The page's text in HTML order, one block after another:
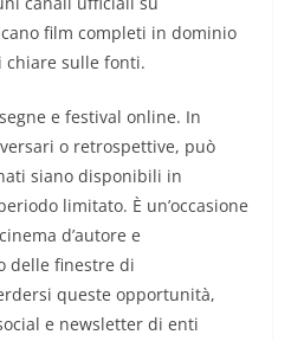
film completi in dominio
chiare sulle fonti.
e festival online. In
o retrospettive, può
siano disponibili in
limitato. È un’occasione
d’autore e
delle finestre di
queste opportunità,
e newsletter di enti